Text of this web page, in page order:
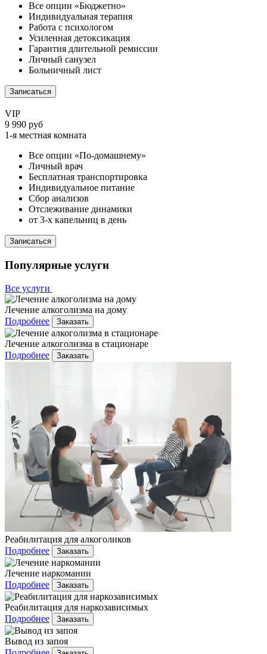
Все опции «Бюджетно»
Индивидуальная терапия
Работа с психологом
Усиленная детоксикация
Гарантия длительной ремиссии
Личный санузел
Больничный лист
Записаться
VIP
9 990 руб
1-я местная комната
Все опции «По-домашнему»
Личный врач
Бесплатная транспортировка
Индивидуальное питание
Сбор анализов
Отслеживание динамики
от 3-х капельниц в день
Записаться
Популярные услуги
Все услуги
Лечение алкоголизма на дому
Подробнее
Заказать
Лечение алкоголизма в стационаре
Подробнее
Заказать
Реабилитация для алкоголиков
Подробнее
Заказать
Лечение наркомании
Подробнее
Заказать
Реабилитация для наркозависимых
Подробнее
Заказать
Вывод из запоя